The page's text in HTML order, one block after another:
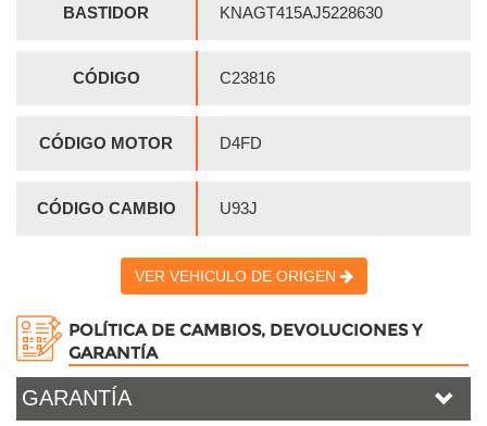
BASTIDOR KNAGT415AJ5228630
CÓDIGO C23816
CÓDIGO MOTOR D4FD
CÓDIGO CAMBIO U93J
VER VEHICULO DE ORIGEN
POLÍTICA DE CAMBIOS, DEVOLUCIONES Y
GARANTÍA
GARANTÍA